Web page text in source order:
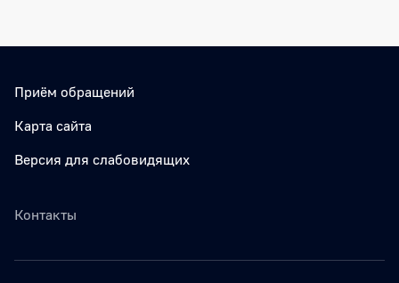
Приём обращений
Карта сайта
Версия для слабовидящих
Контакты